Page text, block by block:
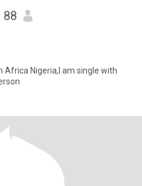
88
Africa Nigeria,I am single with